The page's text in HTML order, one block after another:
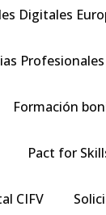
Digitales
Profesionales
Formación
Pact for
CIFV